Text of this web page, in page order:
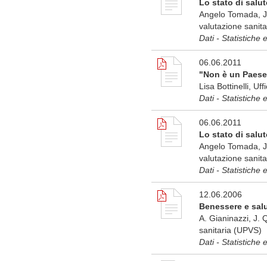
Lo stato di
Angelo Tomada,
valutazione
Dati - Statistiche
06.06.2011
"Non è un
Lisa Bottinelli,
Dati - Statistiche
06.06.2011
Lo stato di
Angelo Tomada,
valutazione
Dati - Statistiche
12.06.2006
Benessere e
A. Gianinazzi, J.
sanitaria (UPVS)
Dati - Statistiche